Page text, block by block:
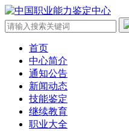
首页
中心简介
通知公告
新闻动态
技能鉴定
继续教育
职业大全